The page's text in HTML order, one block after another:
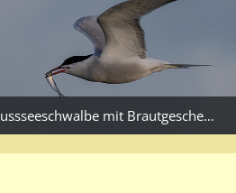
Flussseeschwalbe mit Brautgeschenk
April 30, 2017 at 10:53 PM
3